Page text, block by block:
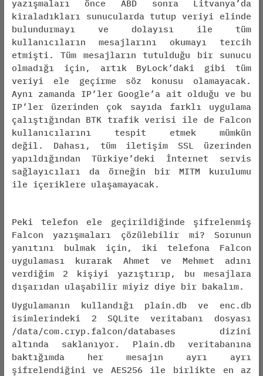
yazışmaları önce ABD sonra Litvanya’da
kiraladıkları sunucularda tutup veriyi elinde
bulundurmayı ve dolayısı ile tüm
kullanıcıların mesajlarını okumayı tercih
etmişti. Tüm mesajların tutulduğu bir sunucu
olmadığı için, artık ByLock’daki gibi tüm
veriyi ele geçirme söz konusu olamayacak.
Aynı zamanda IP’ler Google’a ait olduğu ve bu
IP’ler üzerinden çok sayıda farklı uygulama
çalıştığından BTK trafik verisi ile de Falcon
kullanıcılarını tespit etmek mümkün
değil. Dahası, tüm iletişim SSL üzerinden
yapıldığından Türkiye’deki İnternet servis
sağlayıcıları da örneğin bir MITM kurulumu
ile içeriklere ulaşamayacak.
Peki telefon ele geçirildiğinde şifrelenmiş
Falcon yazışmaları çözülebilir mi? Sorunun
yanıtını bulmak için, iki telefona Falcon
uygulaması kurarak Ahmet ve Mehmet adını
verdiğim 2 kişiyi yazıştırıp, bu mesajlara
dışarıdan ulaşabilir miyiz diye bir bakalım.
Uygulamanın kullandığı plain.db ve enc.db
isimlerindeki 2 SQLite veritabanı dosyası
/data/com.cryp.falcon/databases dizini
altında saklanıyor. Plain.db veritabanına
baktığımda her mesajın ayrı ayrı
şifrelendiğini ve AES256 ile birlikte en az